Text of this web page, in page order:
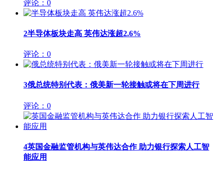
评论：0
2半导体板块走高 英伟达涨超2.6%
评论：0
3俄总统特别代表：俄美新一轮接触或将在下周进行
评论：0
4英国金融监管机构与英伟达合作 助力银行探索人工智
能应用